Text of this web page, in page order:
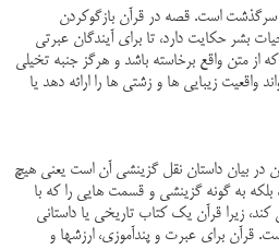
است. قصه در قرآن بازگوکردن
بشر حکایت دارد، تا برای آیندگان عبرتی
از متن واقع برخاسته باشد و هرگز جنبه تخیلی
واقعیت زیبایی ها و زشتی ها را ارائه دهد یا
در بیان داستان نقل گزینشی آن است یعنی هیچ
بلکه به گونه گزینشی و قسمت هایی را که با
زیرا قرآن یک کتاب تاریخی یا داستانی
قرآن برای عبرت و پندآموزی، ارزشها و